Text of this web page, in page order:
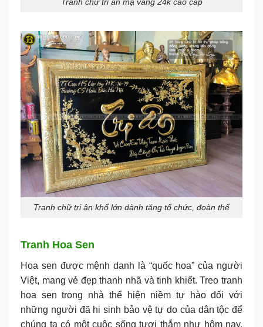
Tranh chữ tri ân khổ lớn dành tặng tổ chức, đoàn thể
Tranh Hoa Sen
Hoa sen được mệnh danh là “quốc hoa” của người
Việt, mang vẻ đẹp thanh nhã và tinh khiết. Treo tranh
hoa sen trong nhà thể hiện niềm tự hào đối với
những người đã hi sinh bảo vệ tự do của dân tộc để
chúng ta có một cuộc sống tươi thắm như hôm nay.